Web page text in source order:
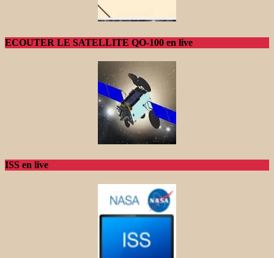
ECOUTER LE SATELLITE QO-100 en live
ISS en live